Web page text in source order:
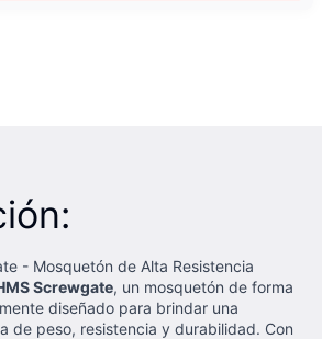
- Mosquetón de Alta Resistencia
Screwgate, un mosquetón de forma
diseñado para brindar una
de peso, resistencia y durabilidad. Con